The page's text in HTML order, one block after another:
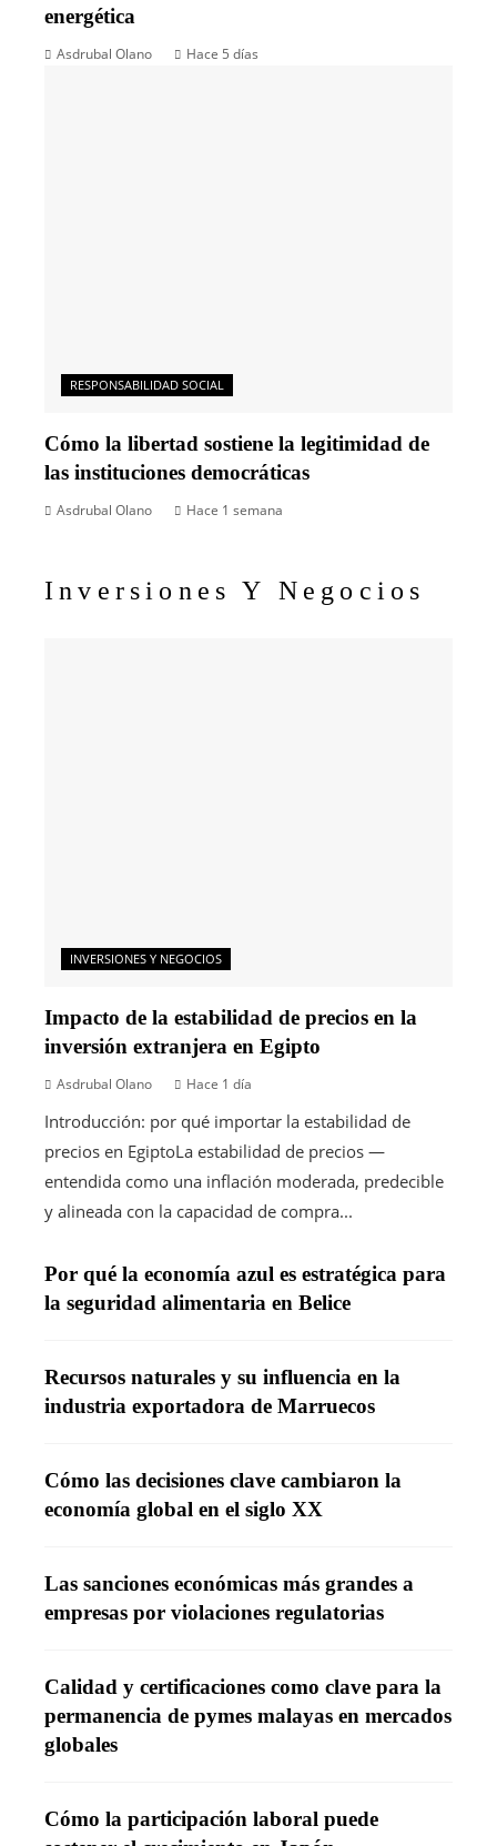
energética
Asdrubal Olano Hace 5 días
RESPONSABILIDAD SOCIAL
Cómo la libertad sostiene la legitimidad de
las instituciones democráticas
Asdrubal Olano Hace 1 semana
Inversiones Y Negocios
INVERSIONES Y NEGOCIOS
Impacto de la estabilidad de precios en la
inversión extranjera en Egipto
Asdrubal Olano Hace 1 día
Introducción: por qué importar la estabilidad de
precios en EgiptoLa estabilidad de precios —
entendida como una inflación moderada, predecible
y alineada con la capacidad de compra...
Por qué la economía azul es estratégica para
la seguridad alimentaria en Belice
Recursos naturales y su influencia en la
industria exportadora de Marruecos
Cómo las decisiones clave cambiaron la
economía global en el siglo XX
Las sanciones económicas más grandes a
empresas por violaciones regulatorias
Calidad y certificaciones como clave para la
permanencia de pymes malayas en mercados
globales
Cómo la participación laboral puede